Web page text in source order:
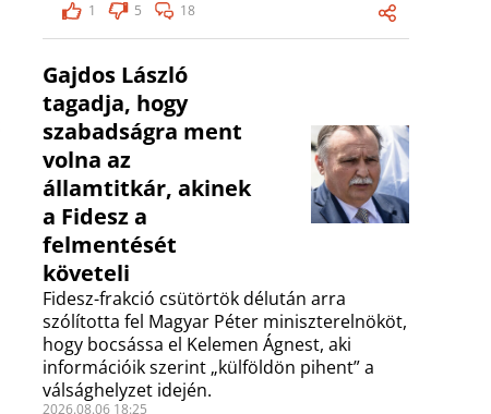
1
5 18
Gajdos László
tagadja, hogy
szabadságra ment
volna az
államtitkár, akinek
a Fidesz a
felmentését
követeli
Fidesz-frakció csütörtök délután arra
szólította fel Magyar Péter miniszterelnököt,
hogy bocsássa el Kelemen Ágnest, aki
információik szerint „külföldön pihent” a
válsághelyzet idején.
2026.08.06 18:25